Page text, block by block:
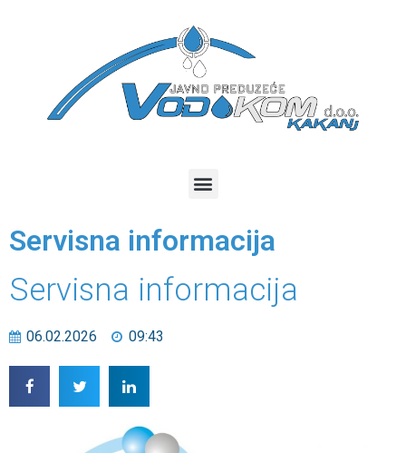
Servisna informacija
Servisna informacija
06.02.2026 09:43